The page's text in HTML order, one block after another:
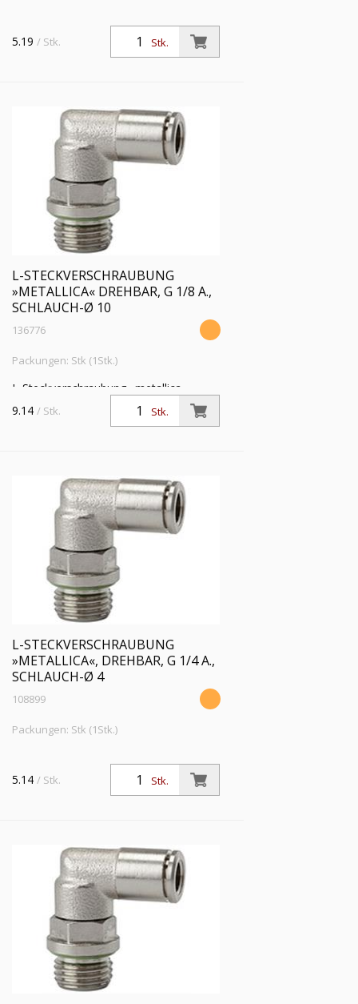
Stk.
5.19 / Stk.
L-STECKVERSCHRAUBUNG
»METALLICA« DREHBAR, G 1/8 A.,
SCHLAUCH-Ø 10
136776
Packungen: Stk (1Stk.)
L-Steckverschraubung »metallica«,
drehbar, G 1/8 a., für Schlauch-Außen-Ø
10 mm, Arbeitsdruck max. 16 bar,
Stk.
9.14 / Stk.
L-STECKVERSCHRAUBUNG
»METALLICA«, DREHBAR, G 1/4 A.,
SCHLAUCH-Ø 4
108899
Packungen: Stk (1Stk.)
Stk.
5.14 / Stk.